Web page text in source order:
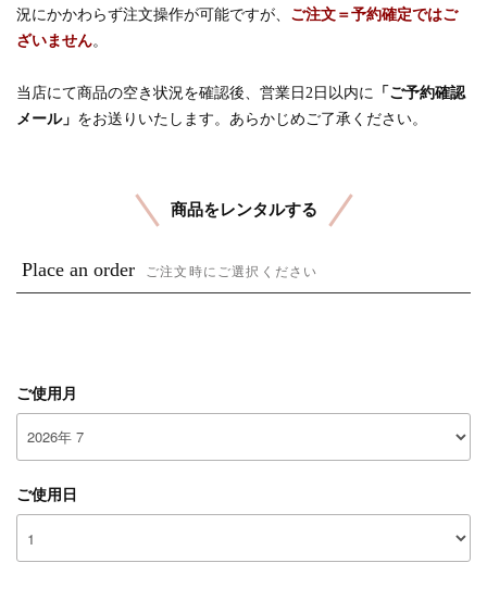
況にかかわらず注文操作が可能ですが、 ご注文＝予約確定ではご
ざいません。
当店にて商品の空き状況を確認後、営業日2日以内に
「ご予約確認
メール」 をお送りいたします。あらかじめご了承ください。
商品をレンタルする
Place an order ご注文時にご選択ください
ご使用月
ご使用日